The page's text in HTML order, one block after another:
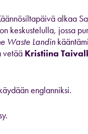
alkaa
keskustelulla, jossa
Waste Landin
vetää Kristiina
englanniksi.